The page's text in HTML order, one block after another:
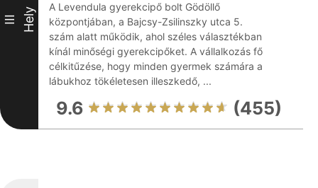
III Hely
A Levendula gyerekcipő bolt Gödöllő
központjában, a Bajcsy-Zsilinszky utca 5.
szám alatt működik, ahol széles választékban
kínál minőségi gyerekcipőket. A vállalkozás fő
célkitűzése, hogy minden gyermek számára a
lábukhoz tökéletesen illeszkedő, ...
9.6 (455)